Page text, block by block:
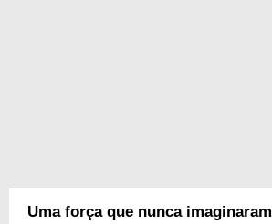
Uma força que nunca imaginaram